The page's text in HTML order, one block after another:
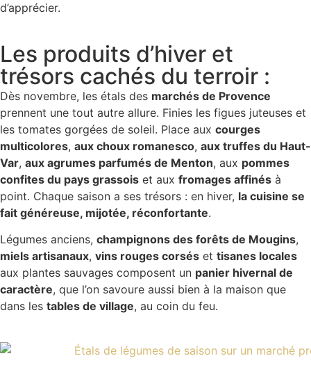
d’apprécier.
Les produits d’hiver et
trésors cachés du terroir :
Dès novembre, les étals des marchés de Provence
prennent une tout autre allure. Finies les figues juteuses et
les tomates gorgées de soleil. Place aux courges
multicolores, aux choux romanesco, aux truffes du Haut-
Var, aux agrumes parfumés de Menton, aux pommes
confites du pays grassois et aux fromages affinés à
point. Chaque saison a ses trésors : en hiver, la cuisine se
fait généreuse, mijotée, réconfortante.
Légumes anciens, champignons des forêts de Mougins,
miels artisanaux, vins rouges corsés et tisanes locales
aux plantes sauvages composent un panier hivernal de
caractère, que l’on savoure aussi bien à la maison que
dans les tables de village, au coin du feu.